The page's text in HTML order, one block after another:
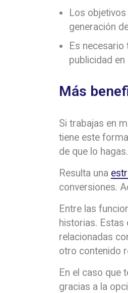
Los
generación
Es necesario
publicidad
Más
Si trabajas en
tiene este
de que lo hagas.
Resulta una
conversiones.
Entre las
historias. Estas
relacionadas
otro contenido
En el caso que
gracias a la